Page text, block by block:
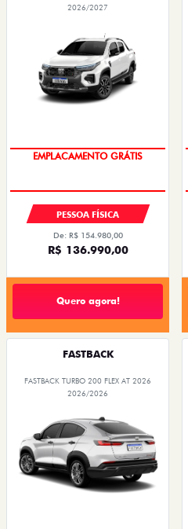
2026/2027
OPORTUNIDADE
PESSOA FÍSICA
De: R$ 154.980,00
R$ 136.990,00
Quero agora!
FASTBACK
FASTBACK TURBO 200 FLEX AT 2026
2026/2026